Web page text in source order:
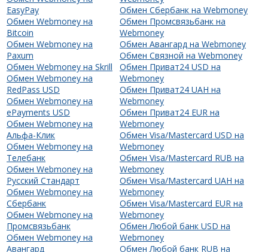
EasyPay
Обмен Webmoney на
Bitcoin
Обмен Webmoney на
Paxum
Обмен Webmoney на Skrill
Обмен Webmoney на
RedPass USD
Обмен Webmoney на
ePayments USD
Обмен Webmoney на
Альфа-Клик
Обмен Webmoney на
Телебанк
Обмен Webmoney на
Русский Стандарт
Обмен Webmoney на
Сбербанк
Обмен Webmoney на
Промсвязьбанк
Обмен Webmoney на
Авангард
Обмен Сбербанк на Webmoney
Обмен Промсвязьбанк на
Webmoney
Обмен Авангард на Webmoney
Обмен Связной на Webmoney
Обмен Приват24 USD на
Webmoney
Обмен Приват24 UAH на
Webmoney
Обмен Приват24 EUR на
Webmoney
Обмен Visa/Mastercard USD на
Webmoney
Обмен Visa/Mastercard RUB на
Webmoney
Обмен Visa/Mastercard UAH на
Webmoney
Обмен Visa/Mastercard EUR на
Webmoney
Обмен Любой банк USD на
Webmoney
Обмен Любой банк RUB на